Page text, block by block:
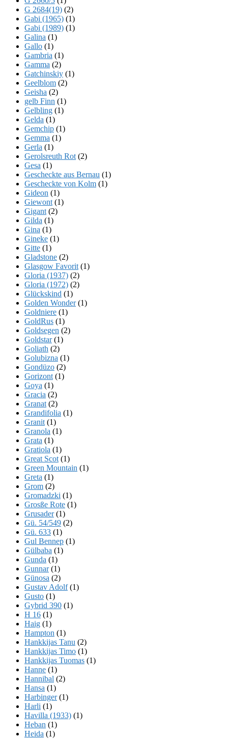
G 2684(19) (2)
Gabi (1965) (1)
Gabi (1989) (1)
Galina (1)
Gallo (1)
Gambria (1)
Gamma (2)
Gatchinskiy (1)
Geelblom (2)
Geisha (2)
gelb Finn (1)
Gelbling (1)
Gelda (1)
Gemchip (1)
Gemma (1)
Gerla (1)
Gerolsreuth Rot (2)
Gesa (1)
Gescheckte aus Bernau (1)
Gescheckte von Kolm (1)
Gideon (1)
Giewont (1)
Gigant (2)
Gilda (1)
Gina (1)
Gineke (1)
Gitte (1)
Gladstone (2)
Glasgow Favorit (1)
Gloria (1937) (2)
Gloria (1972) (2)
Glückskind (1)
Golden Wonder(1)
Goldniere (1)
GoldRus (1)
Goldsegen (2)
Goldstar(1)
Goliath (2)
Golubizna (1)
Gondüzo (2)
Gorizont (1)
Goya (1)
Gracia (2)
Granat (2)
Grandifolia (1)
Granit (1)
Granola (1)
Grata (1)
Gratiola (1)
Great Scot (1)
Green Mountain (1)
Greta (1)
Grom (2)
Gromadzki (1)
Grosße Rote (1)
Grusader(1)
Gü. 54/549 (2)
Gü. 633 (1)
Gul Bennep (1)
Gülbaba (1)
Gunda (1)
Gunnar(1)
Günosa (2)
Gustav Adolf(1)
Gusto (1)
Gybrid 390 (1)
H 16 (1)
Haig (1)
Hampton (1)
Hankkijas Tanu (2)
Hankkijas Timo (1)
Hankkijas Tuomas (1)
Hanne (1)
Hannibal (2)
Hansa (1)
Harbinger(1)
Harli (1)
Havilla (1933) (1)
Heban (1)
Heida (1)